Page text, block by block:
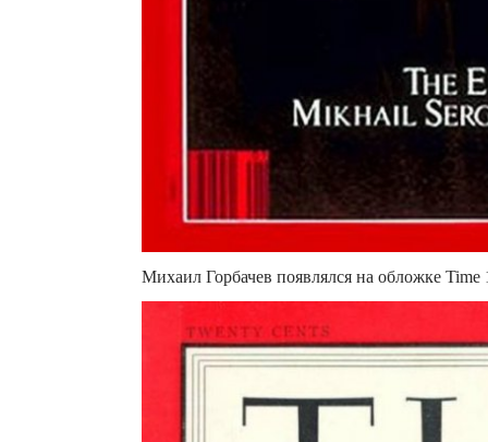
Михаил Горбачев появлялся на обложке Time